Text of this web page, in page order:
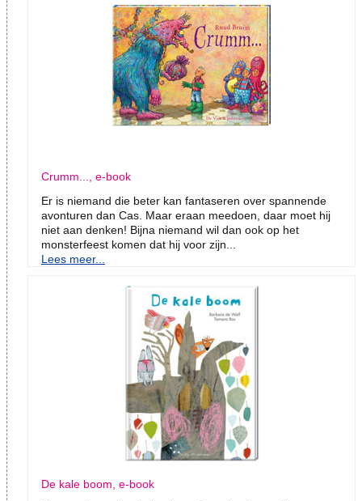
Crumm..., e-book
Er is niemand die beter kan fantaseren over spannende
avonturen dan Cas. Maar eraan meedoen, daar moet hij
niet aan denken! Bijna niemand wil dan ook op het
monsterfeest komen dat hij voor zijn...
Lees meer...
De kale boom, e-book